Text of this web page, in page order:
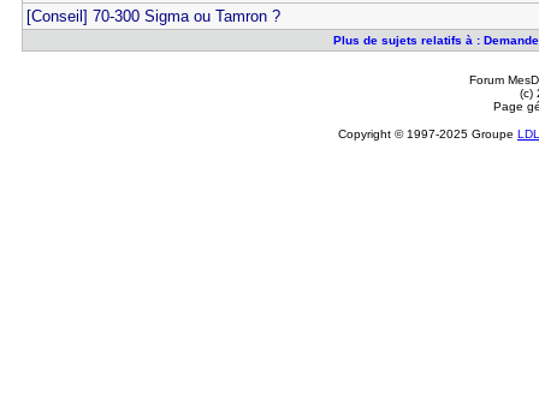
[Conseil] 70-300 Sigma ou Tamron ?
Plus de sujets relatifs à :
Forum
(c)
Page
Copyright © 1997-2025 Groupe